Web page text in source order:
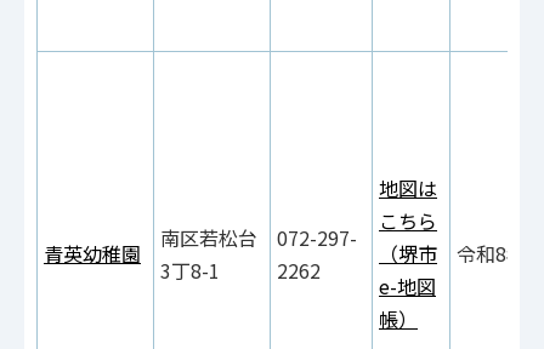
青英幼稚園
南区若松台
3丁8-1
072-297-
2262
地図は
こちら
（堺市
e-地図
帳）
令和8年9